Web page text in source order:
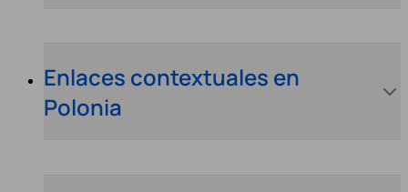
Enlaces contextuales en
Polonia